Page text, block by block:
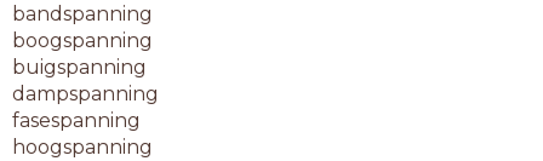
bandspanning
boogspanning
buigspanning
dampspanning
fasespanning
hoogspanning